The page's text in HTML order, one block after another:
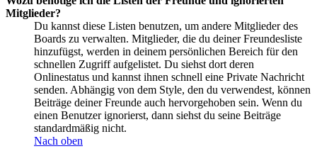
Mitglieder?
Du kannst diese Listen benutzen, um andere Mitglieder des
Boards zu verwalten. Mitglieder, die du deiner Freundesliste
hinzufügst, werden in deinem persönlichen Bereich für den
schnellen Zugriff aufgelistet. Du siehst dort deren
Onlinestatus und kannst ihnen schnell eine Private Nachricht
senden. Abhängig von dem Style, den du verwendest, können
Beiträge deiner Freunde auch hervorgehoben sein. Wenn du
einen Benutzer ignorierst, dann siehst du seine Beiträge
standardmäßig nicht.
Nach oben